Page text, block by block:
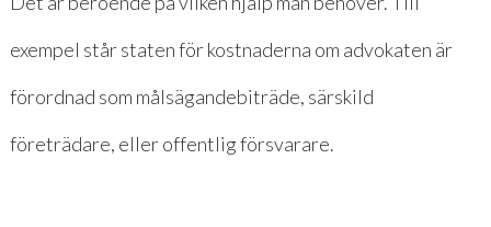
exempel står staten för kostnaderna om advokaten är
förordnad som målsägandebiträde, särskild
företrädare, elleroffentlig försvarare.